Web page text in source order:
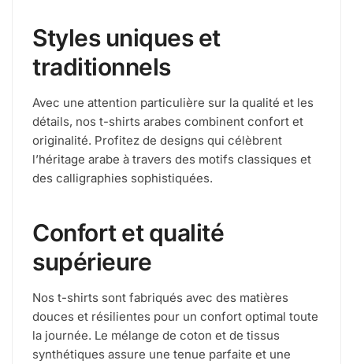
Styles uniques et
traditionnels
Avec une attention particulière sur la qualité et les
détails, nos t-shirts arabes combinent confort et
originalité. Profitez de designs qui célèbrent
l’héritage arabe à travers des motifs classiques et
des calligraphies sophistiquées.
Confort et qualité
supérieure
Nos t-shirts sont fabriqués avec des matières
douces et résilientes pour un confort optimal toute
la journée. Le mélange de coton et de tissus
synthétiques assure une tenue parfaite et une